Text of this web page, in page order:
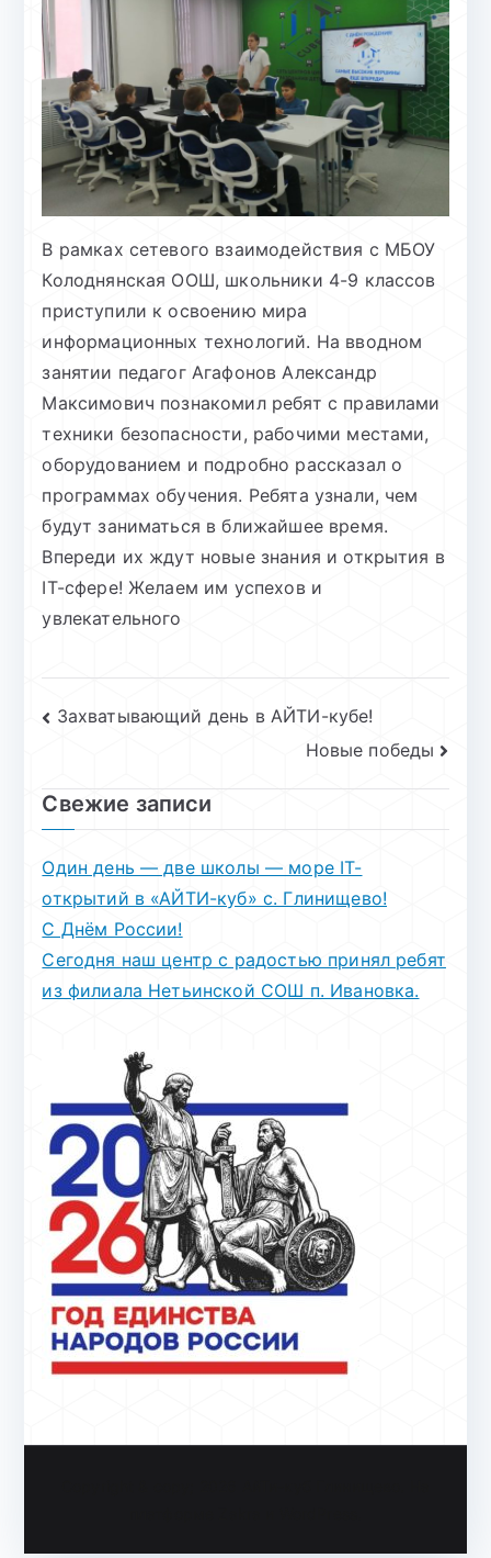
В рамках сетевого взаимодействия с МБОУ
Колоднянская ООШ, школьники 4-9 классов
приступили к освоению мира
информационных технологий. На вводном
занятии педагог Агафонов Александр
Максимович познакомил ребят с правилами
техники безопасности, рабочими местами,
оборудованием и подробно рассказал о
программах обучения. Ребята узнали, чем
будут заниматься в ближайшее время.
Впереди их ждут новые знания и открытия в
IT-сфере! Желаем им успехов и
увлекательного
Навигация
записям
Захватывающий день в АЙТИ-кубе!
Новые победы
Свежие записи
Один день — две школы — море IT-
открытий в «АЙТИ-куб» с. Глинищево!
С Днём России!
Сегодня наш центр с радостью принял ребят
из филиала Нетьинской СОШ п. Ивановка.